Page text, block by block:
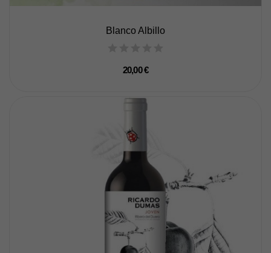
Blanco Albillo
20,00 €